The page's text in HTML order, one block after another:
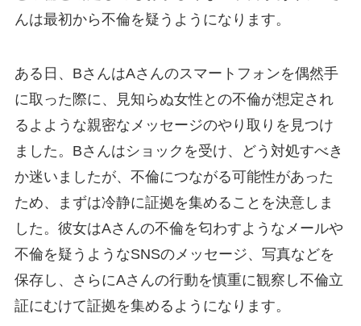
んは最初から不倫を疑うようになります。
ある日、BさんはAさんのスマートフォンを偶然手
に取った際に、見知らぬ女性との不倫が想定され
るよような親密なメッセージのやり取りを見つけ
ました。Bさんはショックを受け、どう対処すべき
か迷いましたが、不倫につながる可能性があった
ため、まずは冷静に証拠を集めることを決意しま
した。彼女はAさんの不倫を匂わすようなメールや
不倫を疑うようなSNSのメッセージ、写真などを
保存し、さらにAさんの行動を慎重に観察し不倫立
証にむけて証拠を集めるようになります。